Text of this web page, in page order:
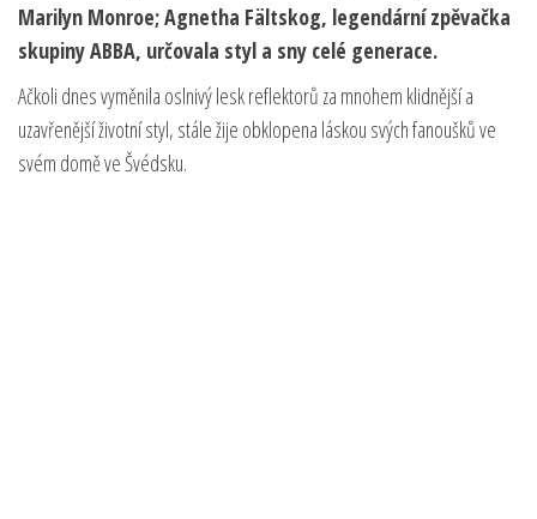
Marilyn Monroe; Agnetha Fältskog, legendární zpěvačka
skupiny ABBA, určovala styl a sny celé generace.
Ačkoli dnes vyměnila oslnivý lesk reflektorů za mnohem klidnější a
uzavřenější životní styl, stále žije obklopena láskou svých fanoušků ve
svém domě ve Švédsku.